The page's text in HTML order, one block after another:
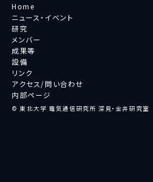
Home
ニュース・イベント
研究
メンバー
成果等
設備
リンク
アクセス/問い合わせ
内部ページ
© 東北大学 電気通信研究所 深見・金井研究室